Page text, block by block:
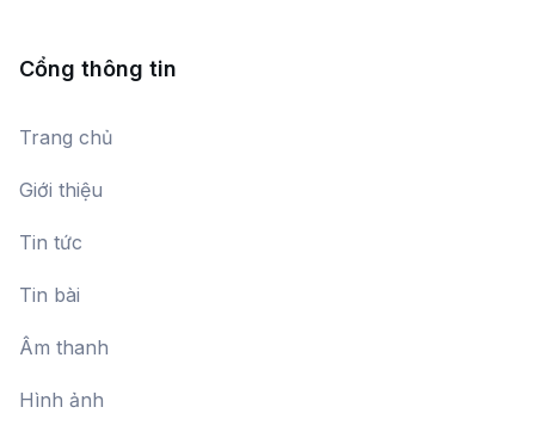
Cổng thông tin
Trang chủ
Giới thiệu
Tin tức
Tin bài
Âm thanh
Hình ảnh